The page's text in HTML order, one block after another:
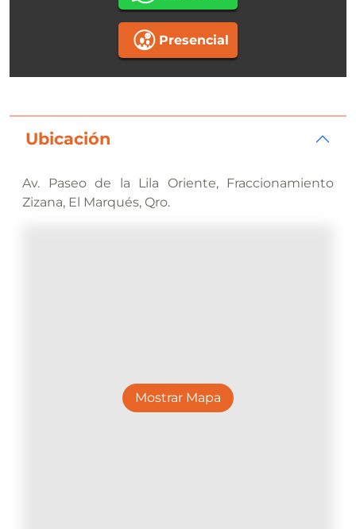
Presencial
Ubicación
Av. Paseo de la Lila Oriente, Fraccionamiento
Zizana, El Marqués, Qro.
Mostrar Mapa